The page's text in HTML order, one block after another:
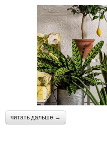
читать дальше →